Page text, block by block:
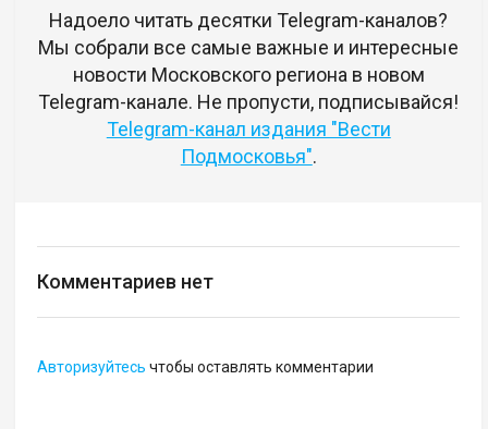
Надоело читать десятки Telegram-каналов?
Мы собрали все самые важные и интересные
новости Московского региона в новом
Telegram-канале. Не пропусти, подписывайся!
Telegram-канал издания "Вести
Подмосковья".
Комментариев нет
Авторизуйтесь чтобы оставлять комментарии